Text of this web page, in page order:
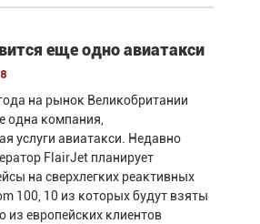
еще одно авиатакси
на рынок Великобритании
одна компания,
услуги авиатакси. Недавно
FlairJet планирует
на сверхлегких реактивных
100, 10 из которых будут взяты
из европейских клиентов